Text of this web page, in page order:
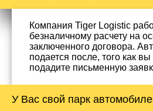
Компания Tiger Logistic
безналичному расчету на
заключенного договора.
подается после, того как
подадите письменную
У Вас свой парк